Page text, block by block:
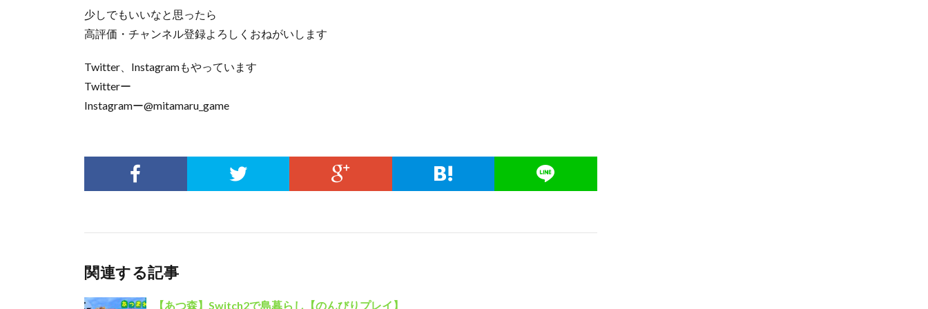
少しでもいいなと思ったら
高評価・チャンネル登録よろしくおねがいします
Twitter、Instagramもやっています
Twitterー
Instagramー@mitamaru_game
関連する記事
【あつ森】Switch2で島暮らし【のんびりプレイ】